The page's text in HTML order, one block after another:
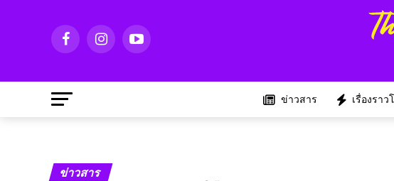
ข่าวสาร เรื่องราว
ข่าวสาร